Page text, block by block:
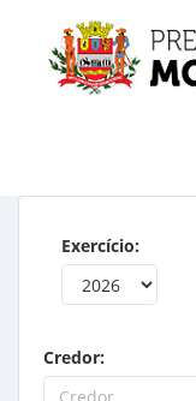
Exercício:
Credor: